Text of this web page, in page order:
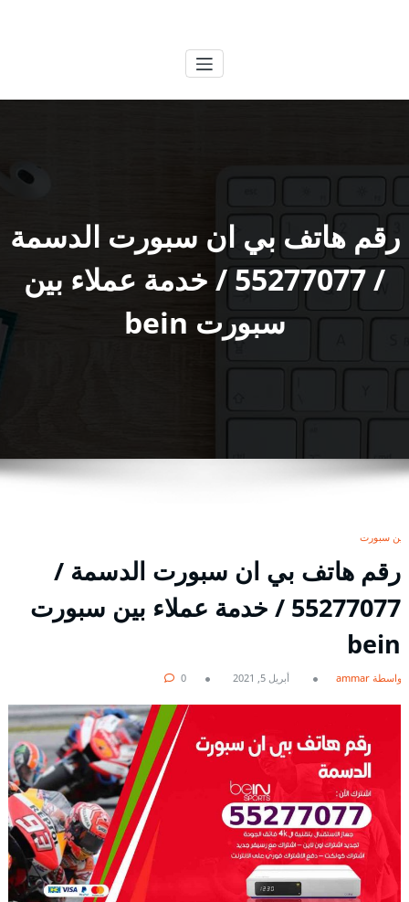
رقم هاتف بي ان سبورت الدسمة
/ 55277077 / خدمة عملاء بين
سبورت bein
بين سبورت
رقم هاتف بي ان سبورت الدسمة /
55277077 / خدمة عملاء بين سبورت
bein
بواسطة ammar أبريل 5, 2021 0